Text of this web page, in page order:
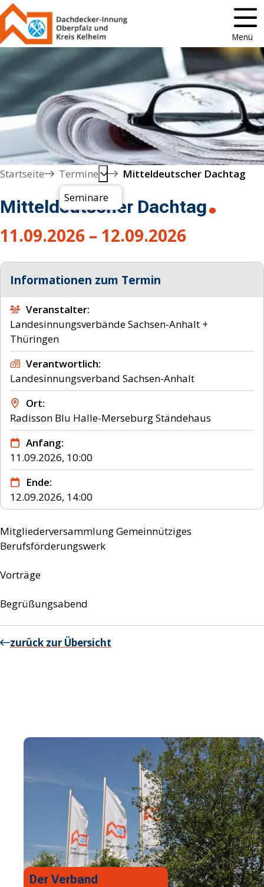
Menü
Startseite
Termine
Seminare
Mitteldeutscher Dachtag
Mitteldeutscher Dachtag
11.09.2026 – 12.09.2026
Informationen zum Termin
Veranstalter
Landesinnungsverbände Sachsen-Anhalt +
Thüringen
Verantwortlich
Landesinnungsverband Sachsen-Anhalt
Ort
Radisson Blu Halle-MerseburgStändehaus
Anfang
11.09.2026, 10:00
Ende
12.09.2026, 14:00
Mitgliederversammlung Gemeinnütziges
Berufsförderungswerk
Vorträge
Begrüßungsabend
zurück zur Übersicht
Der Verband